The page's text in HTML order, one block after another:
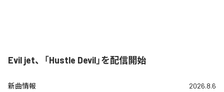
Evil jet、「Hustle Devil」を配信開始
新曲情報 2026.8.6